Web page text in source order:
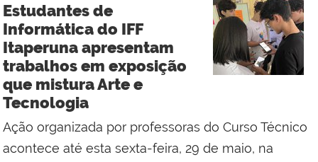
Campos
Centro
Estudantes de
Informática do IFF
Itaperuna apresentam
trabalhos em exposição
que mistura Arte e
Tecnologia
Ação organizada por professoras do Curso Técnico
acontece até esta sexta-feira, 29 de maio, na